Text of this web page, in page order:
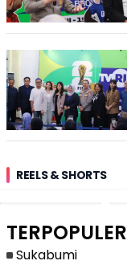
REELS & SHORTS
Pantai
Cikembang,
Dari
Palabuhanratu
TERPOPULER
Sukabumi